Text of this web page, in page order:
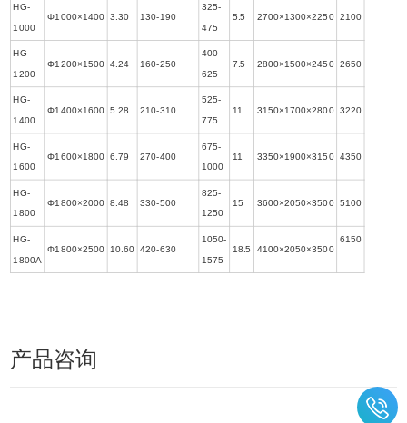
HG-
1000
Φ1000×1400 3.30 130-190
325-
475
5.5 2700×1300×2250 2100
HG-
1200
Φ1200×1500 4.24 160-250
400-
625
7.5 2800×1500×2450 2650
HG-
1400
Φ1400×1600 5.28 210-310
525-
775
11 3150×1700×2800 3220
HG-
1600
Φ1600×1800 6.79 270-400
675-
1000
11 3350×1900×3150 4350
HG-
1800
Φ1800×2000 8.48 330-500
825-
1250
15 3600×2050×3500 5100
HG-
1800A
Φ1800×2500 10.60 420-630
1050-
1575
18.5 4100×2050×3500
6150
产品咨询